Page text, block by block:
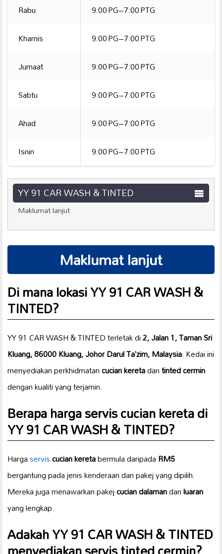
Rabu
9:00 PG–7:00 PTG
Khamis
9:00 PG–7:00 PTG
Jumaat
9:00 PG–7:00 PTG
Sabtu
9:00 PG–7:00 PTG
Ahad
9:00 PG–7:00 PTG
Isnin
9:00 PG–7:00 PTG
YY 91 CAR WASH & TINTED
Maklumat lanjut
Maklumat lanjut
Di mana lokasi YY 91 CAR WASH &
TINTED?
YY 91 CAR WASH & TINTED terletak di2, Jalan 1, Taman Sri
Kluang, 86000 Kluang, Johor Darul Ta’zim, Malaysia. Kedai ini
menyediakan perkhidmatancucian keretadantinted cermin
dengan kualiti yang terjamin.
Berapa harga servis cucian kereta di
YY 91 CAR WASH & TINTED?
Hargaserviscucian keretabermula daripadaRM5
bergantung pada jenis kenderaan dan pakej yang dipilih.
Mereka juga menawarkan pakejcucian dalamandanluaran
yang lengkap.
Adakah YY 91 CAR WASH & TINTED